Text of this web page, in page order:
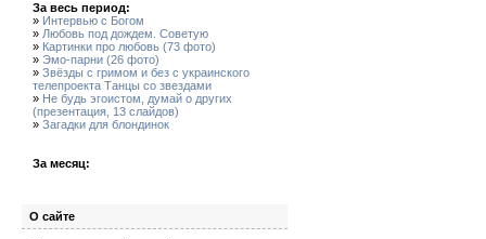
За весь период:
» Интервью с Богом
» Любовь под дождем. Советую
» Картинки про любовь (73 фото)
» Эмо-парни (26 фото)
» Звёзды с гримом и без с украинского
телепроекта Танцы со звездами
» Не будь эгоистом, думай о других
(презентация, 13 слайдов)
» Загадки для блондинок
За месяц:
О сайте